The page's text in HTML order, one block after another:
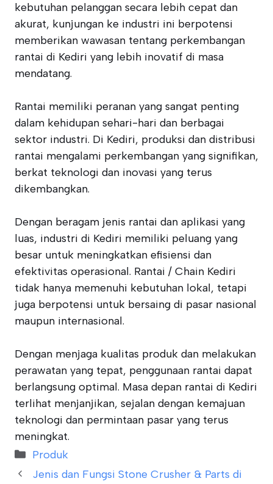
kebutuhan pelanggan secara lebih cepat dan
akurat, kunjungan ke industri ini berpotensi
memberikan wawasan tentang perkembangan
rantai di Kediri yang lebih inovatif di masa
mendatang.
Rantai memiliki peranan yang sangat penting
dalam kehidupan sehari-hari dan berbagai
sektor industri. Di Kediri, produksi dan distribusi
rantai mengalami perkembangan yang signifikan,
berkat teknologi dan inovasi yang terus
dikembangkan.
Dengan beragam jenis rantai dan aplikasi yang
luas, industri di Kediri memiliki peluang yang
besar untuk meningkatkan efisiensi dan
efektivitas operasional. Rantai / Chain Kediri
tidak hanya memenuhi kebutuhan lokal, tetapi
juga berpotensi untuk bersaing di pasar nasional
maupun internasional.
Dengan menjaga kualitas produk dan melakukan
perawatan yang tepat, penggunaan rantai dapat
berlangsung optimal. Masa depan rantai di Kediri
terlihat menjanjikan, sejalan dengan kemajuan
teknologi dan permintaan pasar yang terus
meningkat.
Categories
Produk
Jenis dan Fungsi Stone Crusher & Parts di